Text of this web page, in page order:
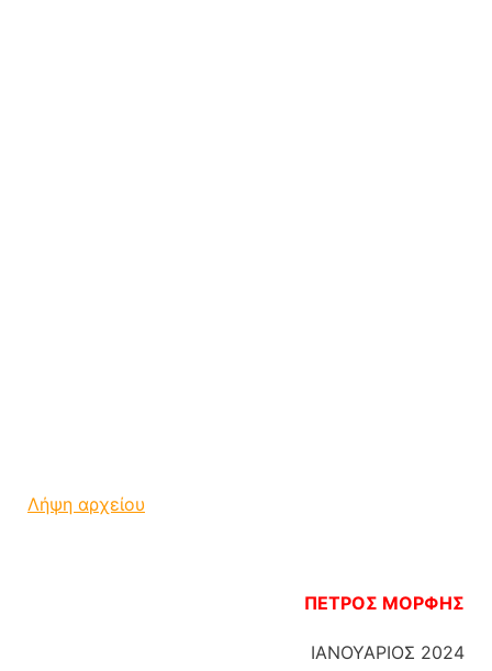
Λήψη αρχείου
ΠΕΤΡΟΣ ΜΟΡΦΗΣ
ΙΑΝΟΥΑΡΙΟΣ 2024